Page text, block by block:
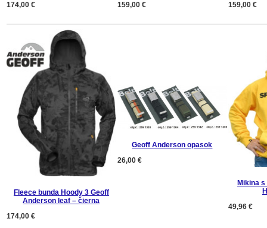
174,00 €
159,00 €
159,00 €
Fleece bunda Hoody 3 Geoff
Anderson leaf – čierna
174,00 €
Geoff Anderson opasok
26,00 €
Mikina
49,96 €